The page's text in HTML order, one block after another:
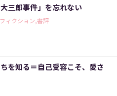
三郎事件」を忘れない
ィクション,書評
を知る＝自己受容こそ、愛さ